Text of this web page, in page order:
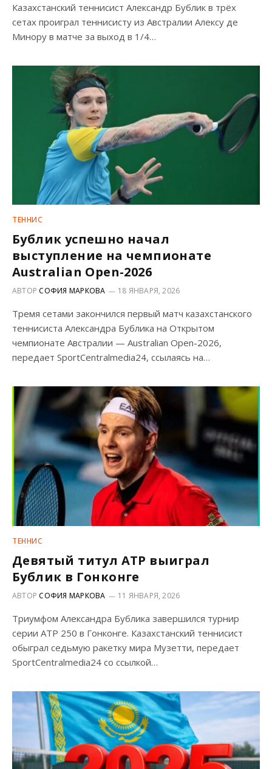
Казахстанский теннисист Александр Бублик в трёх
сетах проиграл теннисисту из Австралии Алексу де
Минору в матче за выход в 1/4…
ТЕННИС
Бублик успешно начал
выступление на чемпионате
Australian Open-2026
АВТОРСОФИЯ МАРКОВА 18 ЯНВАРЯ, 2026
Тремя сетами закончился первый матч казахстанского
теннисиста Александра Бублика на Открытом
чемпионате Австралии — Australian Open-2026,
передает SportCentralmedia24, ссылаясь на…
ТЕННИС
Девятый титул АТР выиграл
Бублик в Гонконге
АВТОРСОФИЯ МАРКОВА 11 ЯНВАРЯ, 2026
Триумфом Александра Бублика завершился турнир
серии АТР 250 в Гонконге. Казахстанский теннисист
обыграл седьмую ракетку мира Музетти, передает
SportCentralmedia24 со ссылкой…